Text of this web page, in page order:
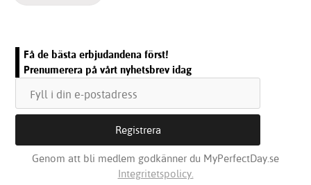
Få de bästa erbjudandena först!
Prenumerera på vårt nyhetsbrev idag
Genom att bli medlem godkänner du MyPerfectDay.se
Integritetspolicy.